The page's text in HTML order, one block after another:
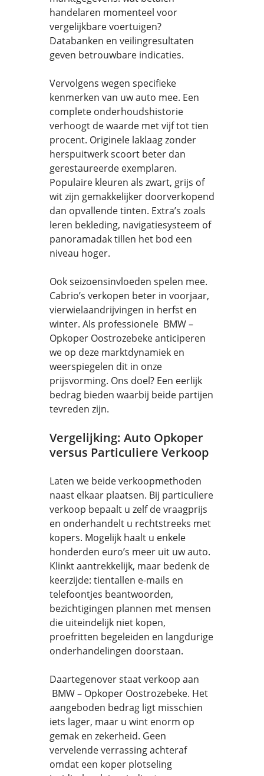
handelaren momenteel voor
vergelijkbare voertuigen?
Databanken en veilingresultaten
geven betrouwbare indicaties.
Vervolgens wegen specifieke
kenmerken van uw auto mee. Een
complete onderhoudshistorie
verhoogt de waarde met vijf tot tien
procent. Originele laklaag zonder
herspuitwerk scoort beter dan
gerestaureerde exemplaren.
Populaire kleuren als zwart, grijs of
wit zijn gemakkelijker doorverkopend
dan opvallende tinten. Extra’s zoals
leren bekleding, navigatiesysteem of
panoramadak tillen het bod een
niveau hoger.
Ook seizoensinvloeden spelen mee.
Cabrio’s verkopen beter in voorjaar,
vierwielaandrijvingen in herfst en
winter. Als professionele BMW –
Opkoper Oostrozebeke anticiperen
we op deze marktdynamiek en
weerspiegelen dit in onze
prijsvorming. Ons doel? Een eerlijk
bedrag bieden waarbij beide partijen
tevreden zijn.
Vergelijking: Auto Opkoper
versus Particuliere Verkoop
Laten we beide verkoopmethoden
naast elkaar plaatsen. Bij particuliere
verkoop bepaalt u zelf de vraagprijs
en onderhandelt u rechtstreeks met
kopers. Mogelijk haalt u enkele
honderden euro’s meer uit uw auto.
Klinkt aantrekkelijk, maar bedenk de
keerzijde: tientallen e-mails en
telefoontjes beantwoorden,
bezichtigingen plannen met mensen
die uiteindelijk niet kopen,
proefritten begeleiden en langdurige
onderhandelingen doorstaan.
Daartegenover staat verkoop aan
BMW – Opkoper Oostrozebeke. Het
aangeboden bedrag ligt misschien
iets lager, maar u wint enorm op
gemak en zekerheid. Geen
vervelende verrassing achteraf
omdat een koper plotseling